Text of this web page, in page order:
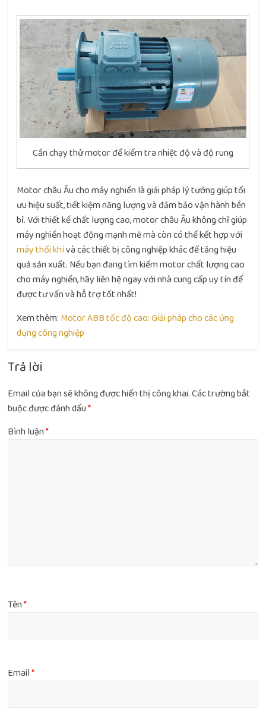
Cần chạy thử motor để kiểm tra nhiệt độ và độ rung
Motor châu Âu cho máy nghiền là giải pháp lý tưởng giúp tối
ưu hiệu suất, tiết kiệm năng lượng và đảm bảo vận hành bền
bỉ. Với thiết kế chất lượng cao, motor châu Âu không chỉ giúp
máy nghiền hoạt động mạnh mẽ mà còn có thể kết hợp với
máy thổi khívà các thiết bị công nghiệp khác để tăng hiệu
quả sản xuất. Nếu bạn đang tìm kiếm motor chất lượng cao
cho máy nghiền, hãy liên hệ ngay với nhà cung cấp uy tín để
được tư vấn và hỗ trợ tốt nhất!
Xem thêm: Motor ABB tốc độ cao: Giải pháp cho các ứng
dụng công nghiệp
Trả lời
Email của bạn sẽ không được hiển thị công khai.Các trường bắt
buộc được đánh dấu*
Bình luận*
Tên*
Email*